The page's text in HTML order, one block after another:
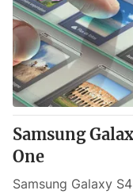
Samsung
One
Samsung Galaxy